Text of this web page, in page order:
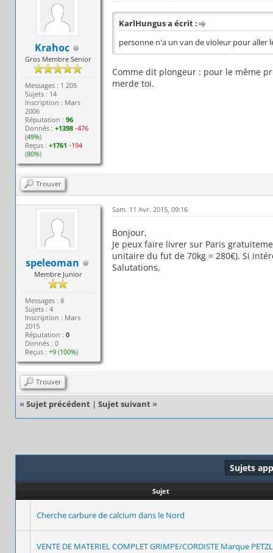
Krahoc
Gros Membre Senior
Messages : 1 205
Sujets : 14
Inscription : Mars
2006
Réputation :96
Donnés :+1398 -476
(49%)
Reçus :+1761 -194
(80%)
KarlHungus a écrit :
personne n'a un van de violeur pour aller
Comme dit plongeur : pour le même
merde toi.
Trouver
speleoman
Membre Junior
Messages : 8
Sujets : 4
Inscription : Mars
2015
Réputation :0
Donnés : 0
Reçus :+9 (100%)
Sam. 11 Avr. 2015, 09:16
Bonjour,
Je peux faire livrer sur Paris
unitaire du fut de 70kg = 280€). Si
Salutations,
Trouver
« Sujet précédent | Sujet suivant »
Sujets
Sujet
Cherche carbure de calcium dans le Nord
VENTE DE MATERIEL COMPLET GRIMPE/CORDISTE Marque PETZL